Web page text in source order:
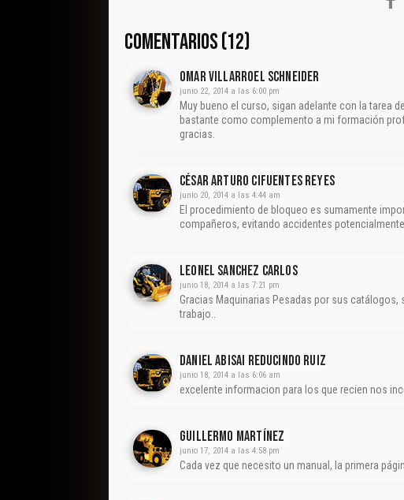
COMENTARIOS (12)
Omar Villarroel Schneider
junio 22, 2014 a las 6:00 pm
Muy bueno el curso, sigan adelante con la tarea
bastante como complemento a mi formación
gracias.
César Arturo Cifuentes Reyes
junio 20, 2014 a las 4:44 am
El procedimiento de bloqueo es sumamente
compañeros, evitando accidentes
Leonel Sanchez Carlos
junio 18, 2014 a las 7:21 pm
Gracias Maquinarias Pesadas por sus
trabajo..
Daniel Abisai Reducindo Ruiz
junio 18, 2014 a las 6:06 am
excelente informacion para los que recien nos
Guillermo Martínez
junio 17, 2014 a las 4:58 pm
Cada vez que necesito un manual, la primera